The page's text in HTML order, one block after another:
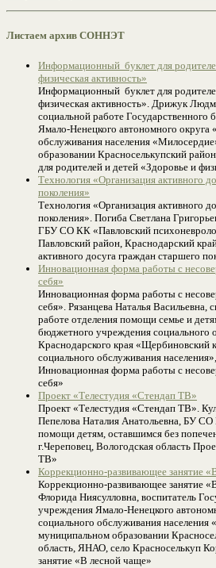
Листаем архив СОННЭТ
Информационный буклет для
физическая активность»
Информационный буклет для
физическая активность». Дрижук
социальной работе
Ямало-Ненецкого автономного округа
обслуживания населения
образовании Красноселькупский
для родителей и детей «Здоровье и
Технология «Организация активного
поколения»
Технология «Организация активного
поколения». Погиба Светлана
ГБУ СО КК «Павловский
Павловский район, Краснодарский
активного досуга граждан старшего
Инновационная форма работы с
себя»
Инновационная форма работы с
себя». Рязанцева Наталья Васильевна,
работе отделения помощи семье и
бюджетного учреждения социального
Краснодарского края «Щербиновский
социального обслуживания
Инновационная форма работы с
себя»
Проект «Телестудия «Стендап ТВ»
Проект «Телестудия «Стендап ТВ».
Пепелова Наталия Анатольевна, БУ
помощи детям, оставшимся без
г.Череповец, Вологодская область
ТВ»
Коррекционно-развивающее занятие
Коррекционно-развивающее занятие
Флорида Ниясулловна, воспитатель
учреждения Ямало-Ненецкого
социального обслуживания населения
муниципальном образовании
область, ЯНАО, село Красноселькуп
занятие «В лесной чаще»